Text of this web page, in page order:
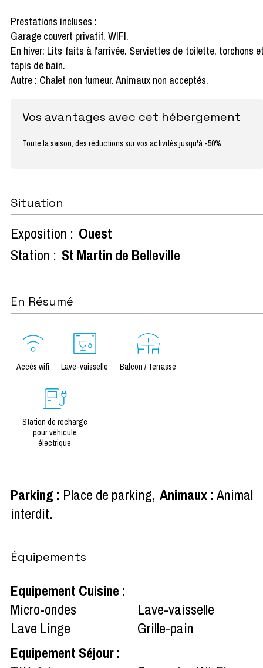
Prestations incluses :
Garage couvert privatif. WIFI.
En hiver: Lits faits à l'arrivée. Serviettes de toilette, torchons
tapis de bain.
Autre : Chalet non fumeur. Animaux non acceptés.
Vos avantages avec cet hébergement
Toute la saison, des réductions sur vos activités jusqu'à -50%
Situation
Exposition : Ouest
Station : St Martin de Belleville
En Résumé
Accès wifi Lave-vaisselle Balcon / Terrasse
Station de recharge
pour véhicule
électrique
Parking : Place de parking Animaux: Animal
interdit
Équipements
Equipement Cuisine :
Micro-ondes
Lave-vaisselle
Lave Linge
Grille-pain
Equipement Séjour: